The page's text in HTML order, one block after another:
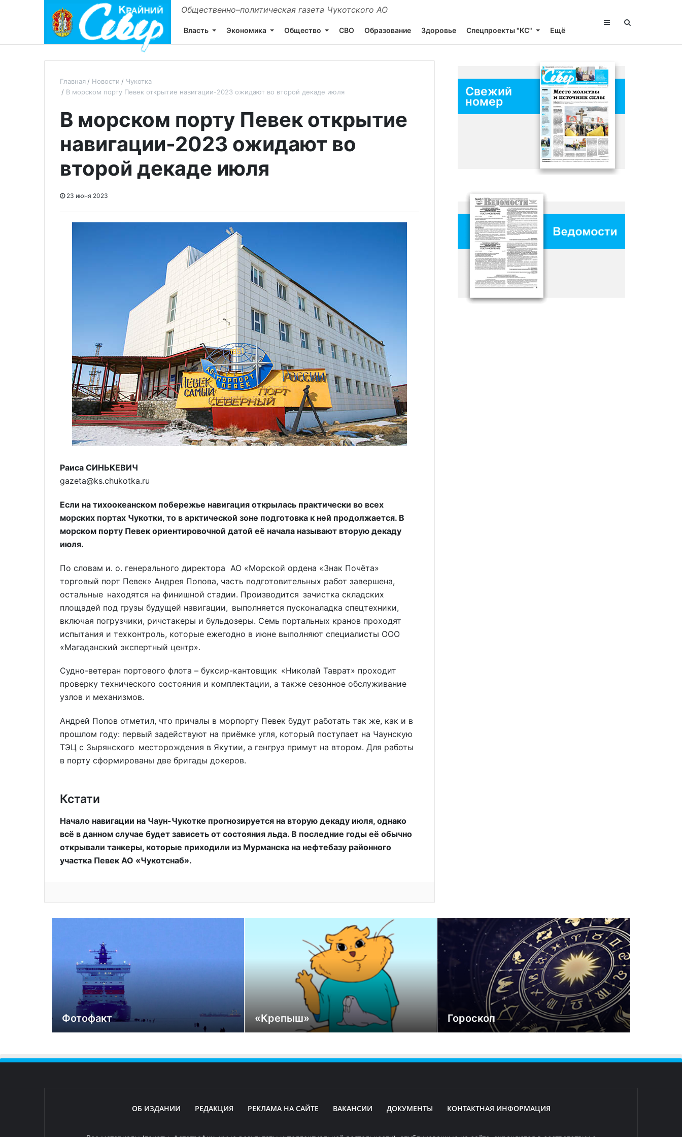
Общественно–политическая газета Чукотского АО
Власть Экономика Общество СВО Образование Здоровье Спецпроекты "КС" Ещё
Главная Новости
Чукотка
В морском порту Певек открытие навигации-2023 ожидают во второй декаде июля
В морском порту Певек открытие
навигации-2023 ожидают во
второй декаде июля
23 июня 2023
Раиса СИНЬКЕВИЧ
gazeta@ks.chukotka.ru
Если на тихоокеанском побережье навигация открылась практически во всех
морских портах Чукотки, то в арктической зоне подготовка к ней продолжается. В
морском порту Певек ориентировочной датой её начала называют вторую декаду
июля.
По словам и. о. генерального директора АО «Морской ордена «Знак Почёта»
торговый порт Певек» Андрея Попова, часть подготовительных работ завершена,
остальные находятся на финишной стадии. Производится зачистка складских
площадей под грузы будущей навигации, выполняется пусконаладка спецтехники,
включая погрузчики, ричстакеры и бульдозеры. Семь портальных кранов проходят
испытания и техконтроль, которые ежегодно в июне выполняют специалисты ООО
«Магаданский экспертный центр».
Судно-ветеран портового флота – буксир-кантовщик «Николай Таврат» проходит
проверку технического состояния и комплектации, а также сезонное обслуживание
узлов и механизмов.
Андрей Попов отметил, что причалы в морпорту Певек будут работать так же, как и в
прошлом году: первый задействуют на приёмке угля, который поступает на Чаунскую
ТЭЦ с Зырянского месторождения в Якутии, а генгруз примут на втором. Для работы
в порту сформированы две бригады докеров.
Кстати
Начало навигации на Чаун-Чукотке прогнозируется на вторую декаду июля, однако
всё в данном случае будет зависеть от состояния льда. В последние годы её обычно
открывали танкеры, которые приходили из Мурманска на нефтебазу районного
участка Певек АО «Чукотснаб».
Свежий
номер
Фотофакт «Крепыш» Гороскоп
ОБ ИЗДАНИИ РЕДАКЦИЯ РЕКЛАМА НА САЙТЕ ВАКАНСИИ ДОКУМЕНТЫ КОНТАКТНАЯ ИНФОРМАЦИЯ